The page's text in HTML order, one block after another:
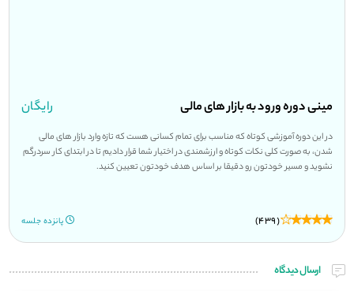
مینی دوره ورود به بازار های مالی رایگان
در این دوره آموزشی کوتاه که مناسب برای تمام کسانی هست که تازه وارد بازار های مالی
شدن، به صورت کلی نکات کوتاه و ارزشمندی در اختیار شما قرار دادیم تا در ابتدای کار سردرگم
نشوید و مسیر خودتون رو دقیقا بر اساس هدف خودتون تعیین کنید.
(439) پانزده جلسه
ارسال دیدگاه